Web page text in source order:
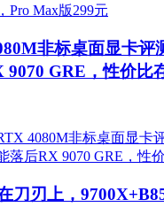
非标桌面显卡评
9070 GRE，性价比
刀刃上，